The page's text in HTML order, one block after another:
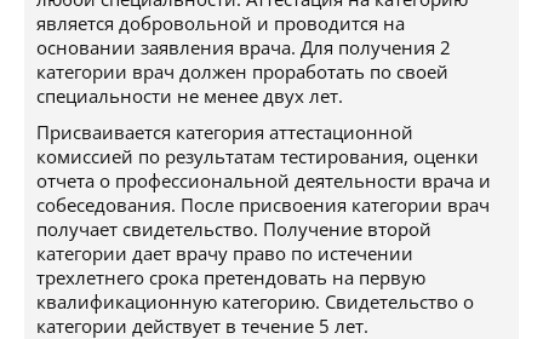
является добровольной и проводится на
основании заявления врача. Для получения 2
категории врач должен проработать по своей
специальности не менее двух лет.
Присваивается категория аттестационной
комиссией по результатам тестирования, оценки
отчета о профессиональной деятельности врача и
собеседования. После присвоения категории врач
получает свидетельство. Получение второй
категории дает врачу право по истечении
трехлетнего срока претендовать на первую
квалификационную категорию. Свидетельство о
категории действует в течение 5 лет.